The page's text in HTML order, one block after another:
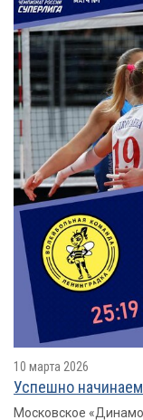
10 марта 2026
Успешно
Московское